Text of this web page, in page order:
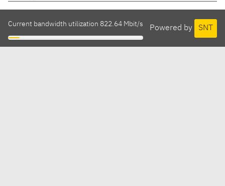
Powered by SNT
Current bandwidth utilization 822.64 Mbit/s